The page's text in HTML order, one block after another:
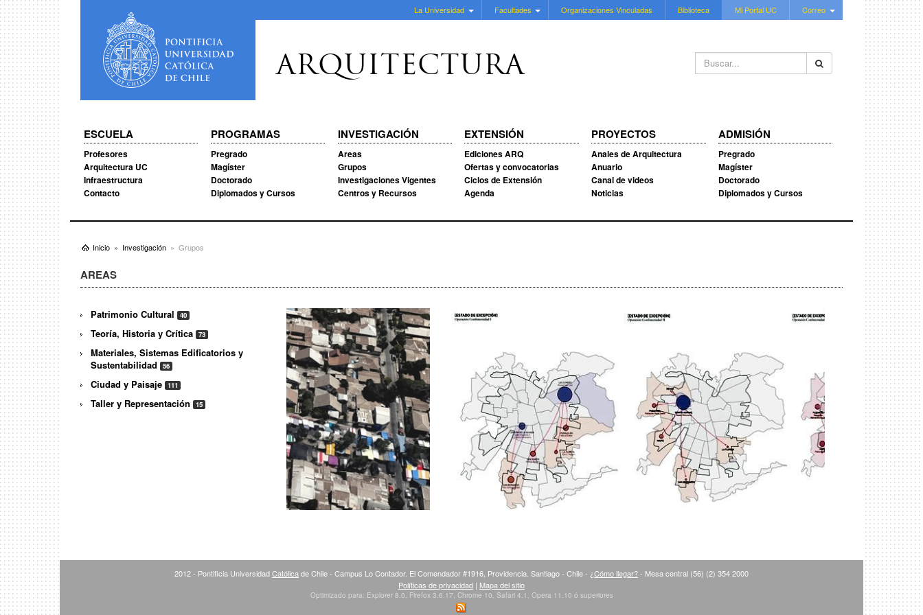
La Universidad Facultades Organizaciones Vinculadas Biblioteca Mi Portal UC Correo
Buscar...
ARQUITECTURA
ESCUELA
Profesores
Arquitectura UC
Infraestructura
Contacto
PROGRAMAS
Pregrado
Magíster
Doctorado
Diplomados y Cursos
INVESTIGACIÓN
Areas
Grupos
Investigaciones Vigentes
Centros y Recursos
EXTENSIÓN
Ediciones ARQ
Ofertas y convocatorias
Ciclos de Extensión
Agenda
PROYECTOS
Anales de Arquitectura
Anuario
Canal de videos
Noticias
ADMISIÓN
Pregrado
Magíster
Doctorado
Diplomados y Cursos
Inicio Investigación Grupos
AREAS
Patrimonio Cultural 40
Teoría, Historia y Crítica 73
Materiales, Sistemas Edificatorios y
Sustentabilidad
56
Ciudad y Paisaje 111
Taller y Representación 15
2012 - Pontificia UniversidadCatólica de Chile - Campus Lo Contador. El Comendador #1916, Providencia. Santiago - Chile - ¿Cómo llegar?- Mesa central (56) (2) 354 2000
Políticas de privacidad | Mapa del sitio
Optimizado para: Explorer 8.0, Firefox 3.6.17, Chrome 10, Safari 4.1, Opera 11.10 ó superiores